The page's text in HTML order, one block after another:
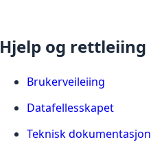
Hjelp og rettleiing
Brukerveileiing
Datafellesskapet
Teknisk dokumentasjon